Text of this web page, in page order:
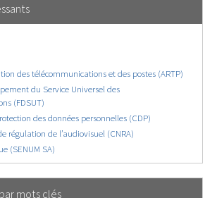
des télécommunications et des postes (ARTP)
du Service Universel des
(FDSUT)
des données personnelles (CDP)
régulation de l’audiovisuel (CNRA)
(SENUM SA)
mots clés